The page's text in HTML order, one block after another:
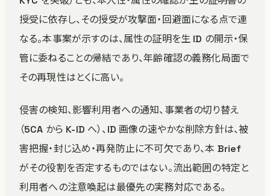
授受に依存し、その授受が攻撃面・回避面になる点で連
なる。本事案が示すのは、属性の証明を生 ID の開示・保
管に委ねることの帰結であり、年齢確認の義務化局面で
その再現性はとくに高い。
侵害の検知、影響利用者への通知、事業者の切り替え
（5CA から K-ID へ）、ID 画像の速やかな削除方針は、被
害把握・封じ込め・再発防止に不可欠であり、本 Brief
がその役割を否定するものではない。流出範囲の特定と
利用者への注意喚起は最優先の実務対応である。